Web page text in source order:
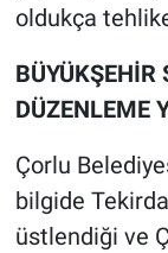
oldukça
BÜYÜKŞEHİR
DÜZENLEME
Çorlu
bilgide
üstlendiği ve